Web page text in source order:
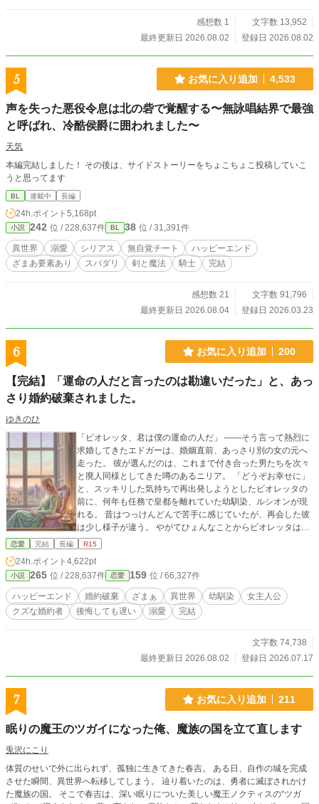
感想数 1
文字数 13,952
最終更新日 2026.08.02
登録日 2026.08.02
5 お気に入り追加 4,533
声を失った悪役令息は北の砦で覚醒する〜無詠唱結界で最強
と呼ばれ、冷酷侯爵に囲われました〜
天気
本編完結しました！ その後は、サイドストーリーをちょこちょこ投稿していこ
うと思ってます
BL 連載中 長編
24h.ポイント 5,168pt
小説 242 位 / 228,637件 BL 38 位 / 31,391件
異世界 溺愛 シリアス 無自覚チート
ハッピーエンド
ざまあ要素あり
スパダリ 剣と魔法 騎士 完結
感想数 21
文字数 91,796
最終更新日 2026.08.04
登録日 2026.03.23
6 お気に入り追加 200
【完結】「運命の人だと言ったのは勘違いだった」と、あっ
さり婚約破棄されました。
ゆきのひ
「ビオレッタ、君は僕の運命の人だ」 ――そう言って熱烈に
求婚してきたエドガーは、婚姻直前、あっさり別の女の元へ
走った。 彼が選んだのは、これまで付き合った男たちを次々
と廃人同様としてきた噂のあるニリア。 「どうぞお幸せに」
と、スッキリした気持ちで再出発しようとしたビオレッタの
前に、何年も任務で皇都を離れていた幼馴染、ルシオンが現
れる。 昔はつっけんどんで苦手に感じていたが、再会した彼
は少し様子が違う。 やがてひょんなことからビオレッタは、
陛下からの密命を帯びたルシオンと共に、ニリアの「危険な
ろう」さんにも掲載しています。 ※表紙画像はAIで作成した
ものです
恋愛 完結 長編 R15
24h.ポイント 4,622pt
小説 265 位 / 228,637件 恋愛 159 位 / 66,327件
ハッピーエンド 婚約破棄 ざまぁ 異世界 幼馴染
女主人公
クズな婚約者
後悔しても遅い 溺愛 完結
文字数 74,738
最終更新日 2026.08.02
登録日 2026.07.17
7 お気に入り追加 211
眠りの魔王のツガイになった俺、魔族の国を立て直します
兎沢にこり
体質のせいで外に出られず、孤独に生きてきた春吉。 ある日、自作の城を完成
させた瞬間、異世界へ転移してしまう。 辿り着いたのは、勇者に滅ぼされかけ
た魔族の国。 そこで春吉は、深い眠りについた美しい魔王ノクティスの“ツガ